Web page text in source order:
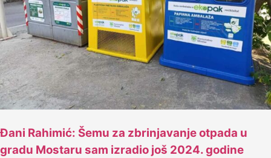
Đani Rahimić: Šemu za zbrinjavanje otpada u
gradu Mostaru sam izradio još 2024. godine